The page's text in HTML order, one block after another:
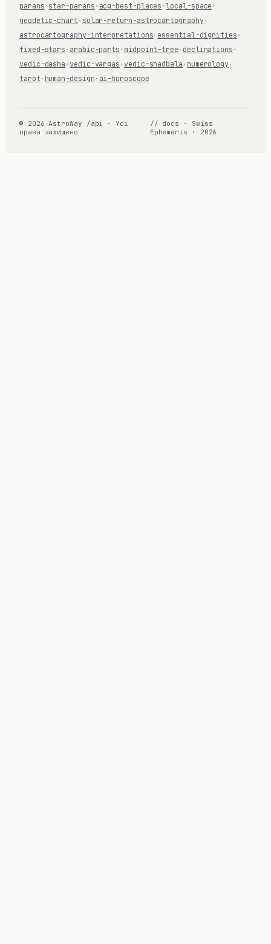
parans · star-parans · acg-best-places ·local-space ·
geodetic-chart · solar-return-astrocartography ·
astrocartography-interpretations· essential-dignities ·
fixed-stars · arabic-parts · midpoint-tree · declinations ·
vedic-dasha ·vedic-vargas ·vedic-shadbala · numerology ·
tarot · human-design · ai-horoscope
© 2026 AstroWay /api · Усі
права захищено
// docs · Swiss
Ephemeris · 2026